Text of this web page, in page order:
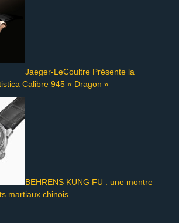
Jaeger-LeCoultre Présente la
Calibre 945 « Dragon »
BEHRENS KUNG FU : une montre
martiaux chinois